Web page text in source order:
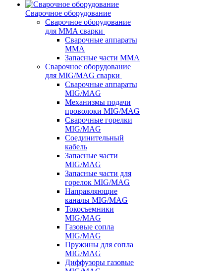
Сварочное оборудование
Сварочное оборудование
для MMA сварки
Сварочные аппараты
MMA
Запасные части MMA
Сварочное оборудование
для MIG/MAG сварки
Сварочные аппараты
MIG/MAG
Механизмы подачи
проволоки MIG/MAG
Сварочные горелки
MIG/MAG
Соединительный
кабель
Запасные части
MIG/MAG
Запасные части для
горелок MIG/MAG
Направляющие
каналы MIG/MAG
Токосъемники
MIG/MAG
Газовые сопла
MIG/MAG
Пружины для сопла
MIG/MAG
Диффузоры газовые